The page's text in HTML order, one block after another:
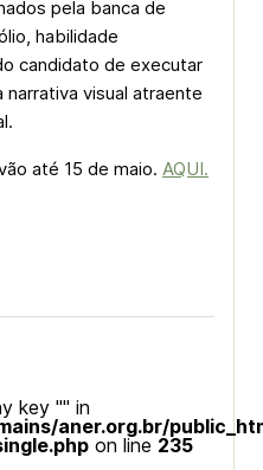
pela banca de
habilidade
candidato de executar
visual atraente
até 15 de maio. AQUI.
key "" in
aner.org.br/
on line 235